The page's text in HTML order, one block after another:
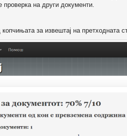
на други документи.
за извештај на претходната